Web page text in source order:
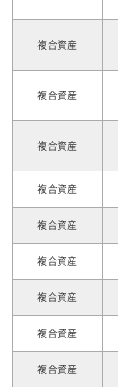
複合資産
複合資産
複合資産
複合資産
複合資産
複合資産
複合資産
複合資産
複合資産